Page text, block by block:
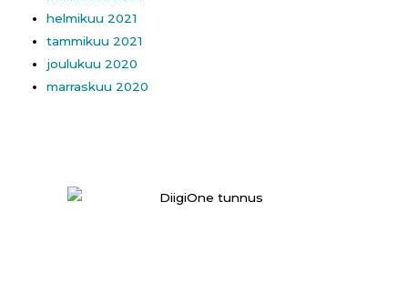
helmikuu 2021
tammikuu 2021
joulukuu 2020
marraskuu 2020